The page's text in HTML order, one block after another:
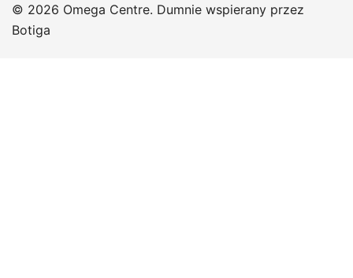
© 2026 Omega Centre. Dumnie wspierany przez
Botiga